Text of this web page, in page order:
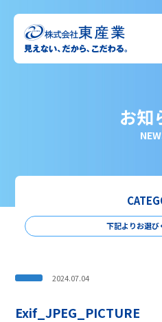
お知
下記よりお選
2024.07.04
Exif_JPEG_PICTURE